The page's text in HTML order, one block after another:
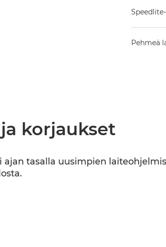
Pehmeä
korjaukset
ajan tasalla uusimpien